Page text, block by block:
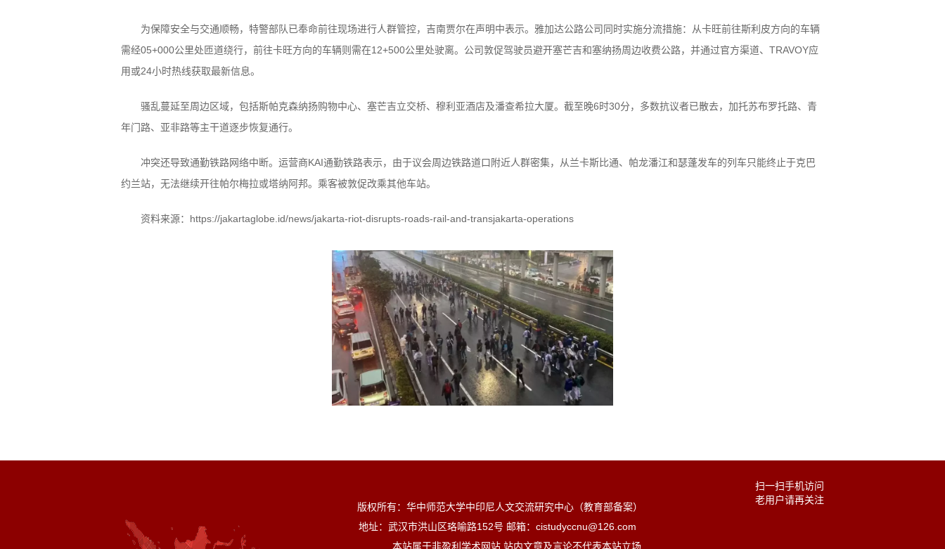
为保障安全与交通顺畅，特警部队已奉命前往现场进行人群管控，吉南贾尔在声明中表示。雅加达公路公司同时实施分流措施：从卡旺前往斯利皮方向的车辆
需经05+000公里处匝道绕行，前往卡旺方向的车辆则需在12+500公里处驶离。公司敦促驾驶员避开塞芒吉和塞纳扬周边收费公路，并通过官方渠道、TRAVOY应
用或24小时热线获取最新信息。
骚乱蔓延至周边区域，包括斯帕克森纳扬购物中心、塞芒吉立交桥、穆利亚酒店及潘查希拉大厦。截至晚6时30分，多数抗议者已散去，加托苏布罗托路、青
年门路、亚非路等主干道逐步恢复通行。
冲突还导致通勤铁路网络中断。运营商KAI通勤铁路表示，由于议会周边铁路道口附近人群密集，从兰卡斯比通、帕龙潘江和瑟蓬发车的列车只能终止于克巴
约兰站，无法继续开往帕尔梅拉或塔纳阿邦。乘客被敦促改乘其他车站。
资料来源： https://jakartaglobe.id/news/jakarta-riot-disrupts-roads-rail-and-transjakarta-operations
版权所有：华中师范大学中印尼人文交流研究中心（教育部备案）
地址：武汉市洪山区珞喻路152号 邮箱：cistudyccnu@126.com
本站属于非盈利学术网站 站内文章及言论不代表本站立场
扫一扫手机访问
老用户请再关注